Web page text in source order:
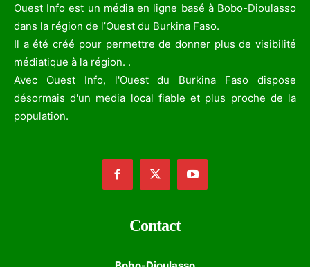
Ouest Info est un média en ligne basé à Bobo-Dioulasso
dans la région de l’Ouest du Burkina Faso.
Il a été créé pour permettre de donner plus de visibilité
médiatique à la région. .
Avec Ouest Info, l'Ouest du Burkina Faso dispose
désormais d'un media local fiable et plus proche de la
population.
Contact